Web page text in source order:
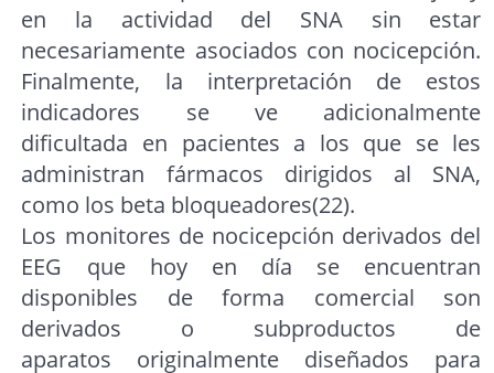
en la actividad del SNA sin estar
necesariamente asociados con nocicepción.
Finalmente, la interpretación de estos
indicadores se ve adicionalmente
dificultada en pacientes a los que se les
administran fármacos dirigidos al SNA,
como los beta bloqueadores(22).
Los monitores de nocicepción derivados del
EEG que hoy en día se encuentran
disponibles de forma comercial son
derivados o subproductos de
aparatos originalmente diseñados para